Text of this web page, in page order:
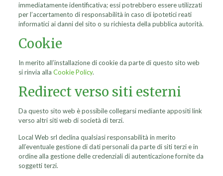
immediatamente identificativa; essi potrebbero essere utilizzati
per l’accertamento di responsabilità in caso di ipotetici reati
informatici ai danni del sito o su richiesta della pubblica autorità.
Cookie
In merito all’installazione di cookie da parte di questo sito web
si rinvia alla Cookie Policy.
Redirect verso siti esterni
Da questo sito web è possibile collegarsi mediante appositi link
verso altri siti web di società di terzi.
Local Web srl declina qualsiasi responsabilità in merito
all’eventuale gestione di dati personali da parte di siti terzi e in
ordine alla gestione delle credenziali di autenticazione fornite da
soggetti terzi.